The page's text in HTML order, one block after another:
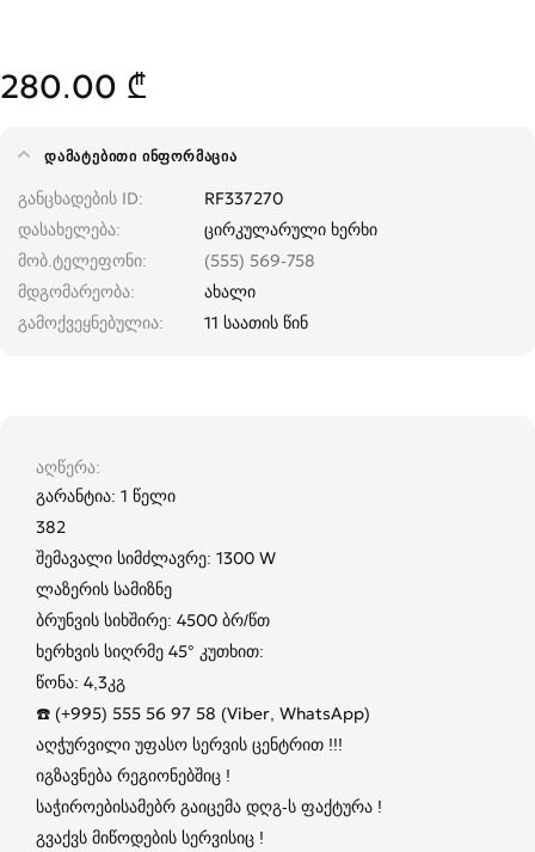
280.00 ₾
ᲓᲐᲛᲐᲢᲔᲑᲘᲗᲘ ᲘᲜᲤᲝᲠᲛᲐᲪᲘᲐ
განცხადების ID
RF337270
დასახელება
ცირკულარული ხერხი
მობ.ტელეფონი
(555) 569-758
მდგომარეობა
ახალი
გამოქვეყნებულია
11 საათის წინ
აღწერა
გარანტია: 1 წელი
382
შემავალი სიმძლავრე: 1300 W
ლაზერის სამიზნე
ბრუნვის სიხშირე: 4500 ბრ/წთ
ხერხვის სიღრმე 45° კუთხით:
წონა: 4,3კგ
☎️ (+995) 555 56 97 58 (Viber, WhatsApp)
აღჭურვილი უფასო სერვის ცენტრით !!!
იგზავნება რეგიონებშიც !
საჭიროებისამებრ გაიცემა დღგ-ს ფაქტურა !
გვაქვს მიწოდების სერვისიც !